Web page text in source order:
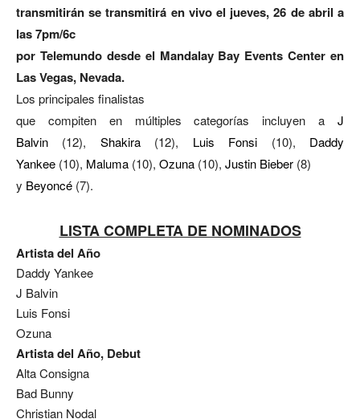
transmitirán se transmitirá en vivo el jueves, 26 de abril a
las 7pm/6c
por Telemundo desde el Mandalay Bay Events Center en
Las Vegas, Nevada.
Los principales finalistas
que compiten en múltiples categorías incluyen a J
Balvin (12), Shakira(12), Luis Fonsi (10), Daddy
Yankee (10), Maluma (10), Ozuna (10), Justin Bieber (8)
y Beyoncé (7).
LISTA COMPLETA DE NOMINADOS
Artista del Año
Daddy Yankee
J Balvin
Luis Fonsi
Ozuna
Artista del Año, Debut
Alta Consigna
Bad Bunny
Christian Nodal